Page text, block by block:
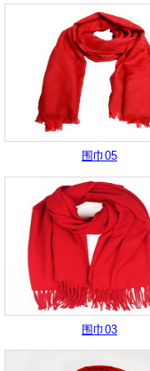
围巾05
围巾03